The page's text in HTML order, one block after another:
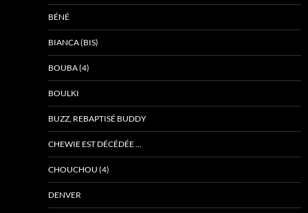
BÉNÉ
BIANCA (BIS)
BOUBA (4)
BOULKI
BUZZ, REBAPTISÉ BUDDY
CHEWIE EST DÉCÉDÉE …
CHOUCHOU (4)
DENVER